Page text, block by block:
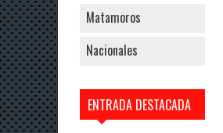
Matamoros
Nacionales
ENTRADA DESTACADA